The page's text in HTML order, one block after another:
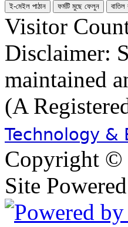
Visitor
Disclaimer:
maintained
(A
Technology &
Copyright ©
Site